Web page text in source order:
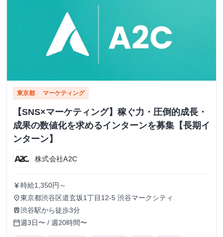
東京都 マーケティング
【SNS×マーケティング】稼ぐ力・圧倒的成長・
成果の数値化を求めるインターンを募集【長期イ
ンターン】
株式会社A2C
currency_yen 時給1,350円～
place東京都渋谷区道玄坂1丁目12-5 渋谷マークシティ
train渋谷駅から徒歩3分
calendar_today週3日〜 / 週20時間〜